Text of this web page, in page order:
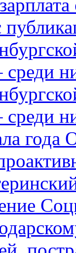
среди
среди
года